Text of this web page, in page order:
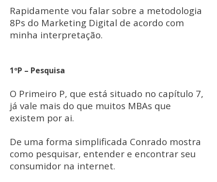
Rapidamente vou falar sobre a metodologia
8Ps do Marketing Digital de acordo com
minha interpretação.
1ºP – Pesquisa
O Primeiro P, que está situado no capítulo 7,
já vale mais do que muitos MBAs que
existem por ai.
De uma forma simplificada Conrado mostra
como pesquisar, entender e encontrar seu
consumidor na internet.